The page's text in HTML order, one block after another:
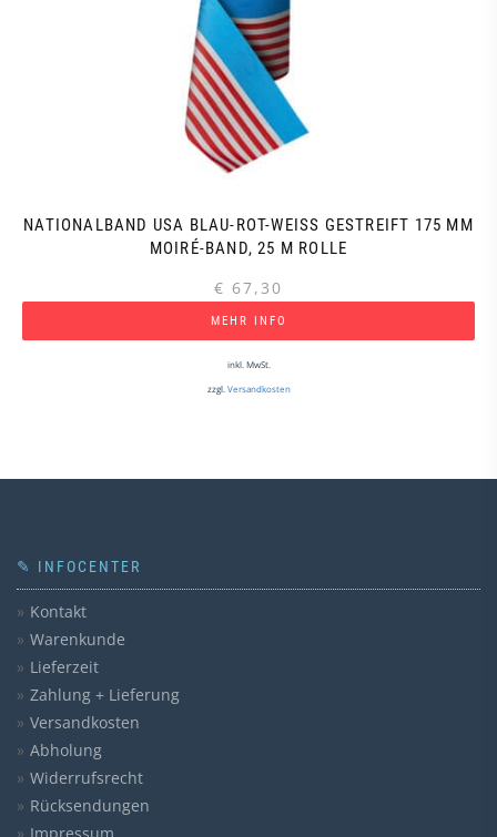
NATIONALBAND USA BLAU-ROT-WEISS GESTREIFT 175 MM M
OIRÉ-BAND, 25 M ROLLE
€ 67,30
MEHR INFO
inkl. MwSt.
zzgl. Versandkosten
✎ INFOCENTER
Kontakt
Warenkunde
Lieferzeit
Zahlung + Lieferung
Versandkosten
Abholung
Widerrufsrecht
Rücksendungen